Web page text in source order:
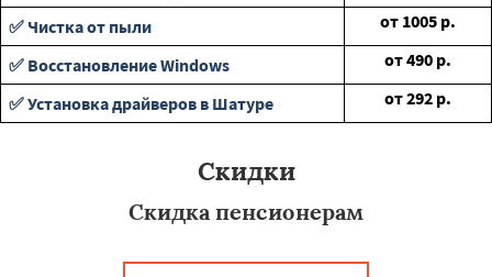
✅ Чистка от пыли
от 1005 р.
✅ Восстановление Windows
от490 р.
✅ Установка драйверов в Шатуре
от292 р.
Скидки
Скидка пенсионерам